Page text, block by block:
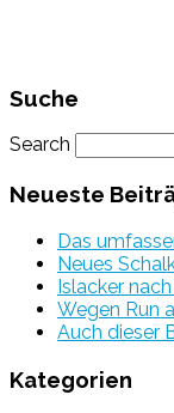
Suche
Search
Neueste
Das
Neues
Islacker
Wegen Run
Auch dieser
Kategorien